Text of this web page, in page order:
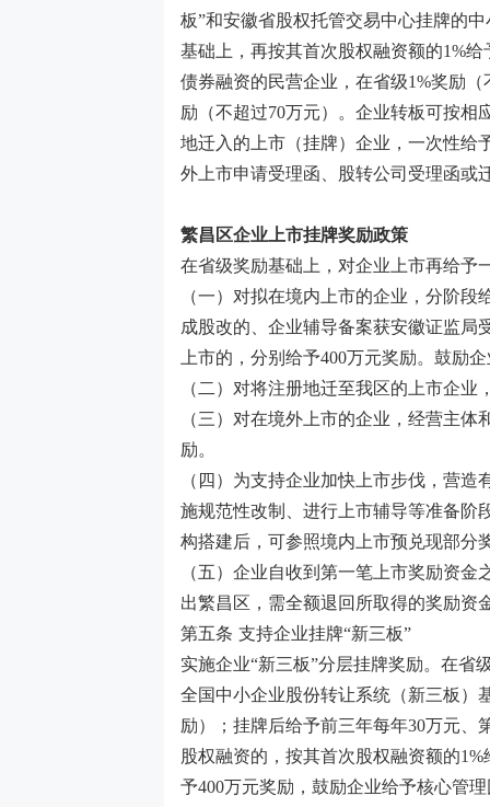
板”和安徽省股权托管交易中心挂牌的
基础上，再按其首次股权融资额的1%给
债券融资的民营企业，在省级1%奖励（
励（不超过70万元）。企业转板可按相
地迁入的上市（挂牌）企业，一次性给
外上市申请受理函、股转公司受理函或
繁昌区企业上市挂牌奖励政策
在省级奖励基础上，对企业上市再给予
（一）对拟在境内上市的企业，分阶段
成股改的、企业辅导备案获安徽证监局
上市的，分别给予400万元奖励。鼓励
（二）对将注册地迁至我区的上市企
（三）对在境外上市的企业，经营主
励。
（四）为支持企业加快上市步伐，营
施规范性改制、进行上市辅导等准备阶
构搭建后，可参照境内上市预兑现部分
（五）企业自收到第一笔上市奖励资
出繁昌区，需全额退回所取得的奖励资
第五条 支持企业挂牌“新三板”
实施企业“新三板”分层挂牌奖励。在省
全国中小企业股份转让系统（新三板）
励）；挂牌后给予前三年每年30万元、
股权融资的，按其首次股权融资额的1%
予400万元奖励，鼓励企业给予核心管